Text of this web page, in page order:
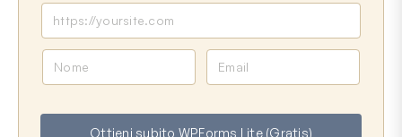
e
i
Ottieni subito WPForms Lite (Gratis)